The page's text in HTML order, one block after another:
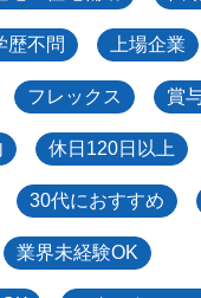
歴不問 上場企業
フレックス 賞
休日120日以上
30代におすすめ
業界未経験OK